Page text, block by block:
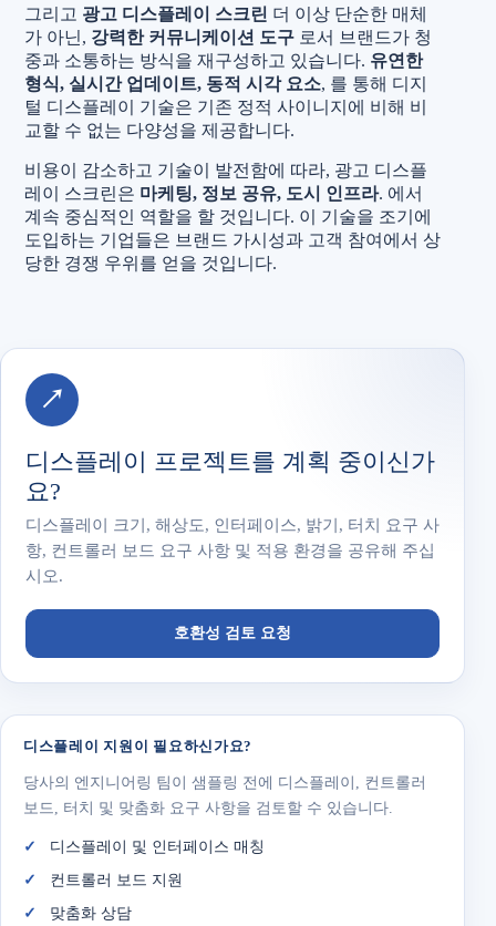
그리고 광고 디스플레이 스크린 더 이상 단순한 매체
가 아닌, 강력한 커뮤니케이션 도구 로서 브랜드가 청
중과 소통하는 방식을 재구성하고 있습니다. 유연한
형식, 실시간 업데이트, 동적 시각 요소, 를 통해 디지
털 디스플레이 기술은 기존 정적 사이니지에 비해 비
교할 수 없는 다양성을 제공합니다.
비용이 감소하고 기술이 발전함에 따라, 광고 디스플
레이 스크린은 마케팅, 정보 공유, 도시 인프라. 에서
계속 중심적인 역할을 할 것입니다. 이 기술을 조기에
도입하는 기업들은 브랜드 가시성과 고객 참여에서 상
당한 경쟁 우위를 얻을 것입니다.
↗
디스플레이 프로젝트를 계획 중이신가
요?
디스플레이 크기, 해상도, 인터페이스, 밝기, 터치 요구 사
항, 컨트롤러 보드 요구 사항 및 적용 환경을 공유해 주십
시오.
호환성 검토 요청
디스플레이 지원이 필요하신가요?
당사의 엔지니어링 팀이 샘플링 전에 디스플레이, 컨트롤러
보드, 터치 및 맞춤화 요구 사항을 검토할 수 있습니다.
디스플레이 및 인터페이스 매칭
컨트롤러 보드 지원
맞춤화 상담